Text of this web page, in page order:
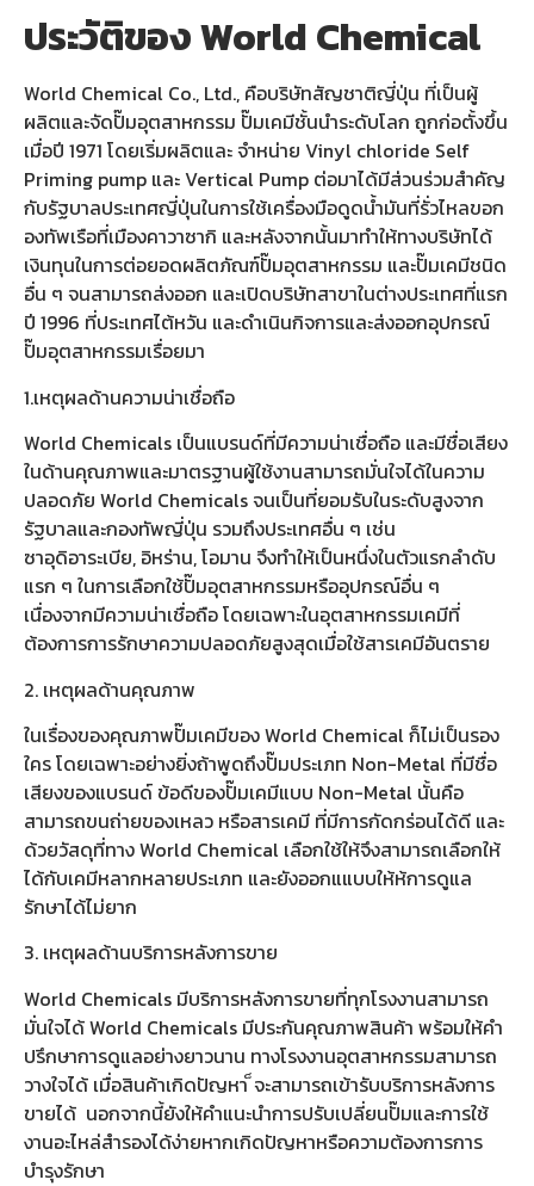
ประวัติของ World Chemical
World Chemical Co., Ltd., คือบริษัทสัญชาติญี่ปุ่น ที่เป็นผู้
ผลิตและจัดปั๊มอุตสาหกรรม ปั๊มเคมีชั้นนำระดับโลก ถูกก่อตั้งขึ้น
เมื่อปี 1971 โดยเริ่มผลิตและ จำหน่าย Vinyl chloride Self
Priming pump และVertical Pump ต่อมาได้มีส่วนร่วมสำคัญ
กับรัฐบาลประเทศญี่ปุ่นในการใช้เครื่องมือดูดน้ำมันที่รั่วไหลขอก
องทัพเรือที่เมืองคาวาซากิ และหลังจากนั้นมาทำให้ทางบริษัทได้
เงินทุนในการต่อยอดผลิตภัณฑ์ปั๊มอุตสาหกรรม และปั๊มเคมีชนิด
อื่น ๆ จนสามารถส่งออก และเปิดบริษัทสาขาในต่างประเทศที่แรก
ปี 1996 ที่ประเทศไต้หวัน และดำเนินกิจการและส่งออกอุปกรณ์
ปั๊มอุตสาหกรรมเรื่อยมา
1.เหตุผลด้านความน่าเชื่อถือ
World Chemicals เป็นแบรนด์ที่มีความน่าเชื่อถือ และมีชื่อเสียง
ในด้านคุณภาพและมาตรฐานผู้ใช้งานสามารถมั่นใจได้ในความ
ปลอดภัย World Chemicals จนเป็นที่ยอมรับในระดับสูงจาก
รัฐบาลและกองทัพญี่ปุ่น รวมถึงประเทศอื่น ๆ เช่น
ซาอุดิอาระเบีย, อิหร่าน, โอมาน จึงทำให้เป็นหนึ่งในตัวแรกลำดับ
แรก ๆ ในการเลือกใช้ปั๊มอุตสาหกรรมหรืออุปกรณ์อื่น ๆ
เนื่องจากมีความน่าเชื่อถือ โดยเฉพาะในอุตสาหกรรมเคมีที่
ต้องการการรักษาความปลอดภัยสูงสุดเมื่อใช้สารเคมีอันตราย
2. เหตุผลด้านคุณภาพ
ในเรื่องของคุณภาพปั๊มเคมีของ World Chemical ก็ไม่เป็นรอง
ใคร โดยเฉพาะอย่างยิ่งถ้าพูดถึงปั๊มประเภท Non-Metal ที่มีชื่อ
เสียงของแบรนด์ ข้อดีของปั๊มเคมีแบบ Non-Metal นั้นคือ
สามารถขนถ่ายของเหลว หรือสารเคมี ที่มีการกัดกร่อนได้ดี และ
ด้วยวัสดุที่ทาง World Chemical เลือกใช้ให้จึงสามารถเลือกให้
ได้กับเคมีหลากหลายประเภท และยังออกแแบบให้ห้การดูแล
รักษาได้ไม่ยาก
3. เหตุผลด้านบริการหลังการขาย
World Chemicals มีบริการหลังการขายที่ทุกโรงงานสามารถ
มั่นใจได้ World Chemicals มีประกันคุณภาพสินค้า พร้อมให้คำ
ปรึกษาการดูแลอย่างยาวนาน ทางโรงงานอุตสาหกรรมสามารถ
วางใจได้ เมื่อสินค้าเกิดปัญหา ็จะสามารถเข้ารับบริการหลังการ
ขายได้ นอกจากนี้ยังให้คำแนะนำการปรับเปลี่ยนปั๊มและการใช้
งานอะไหล่สำรองได้ง่ายหากเกิดปัญหาหรือความต้องการการ
บำรุงรักษา